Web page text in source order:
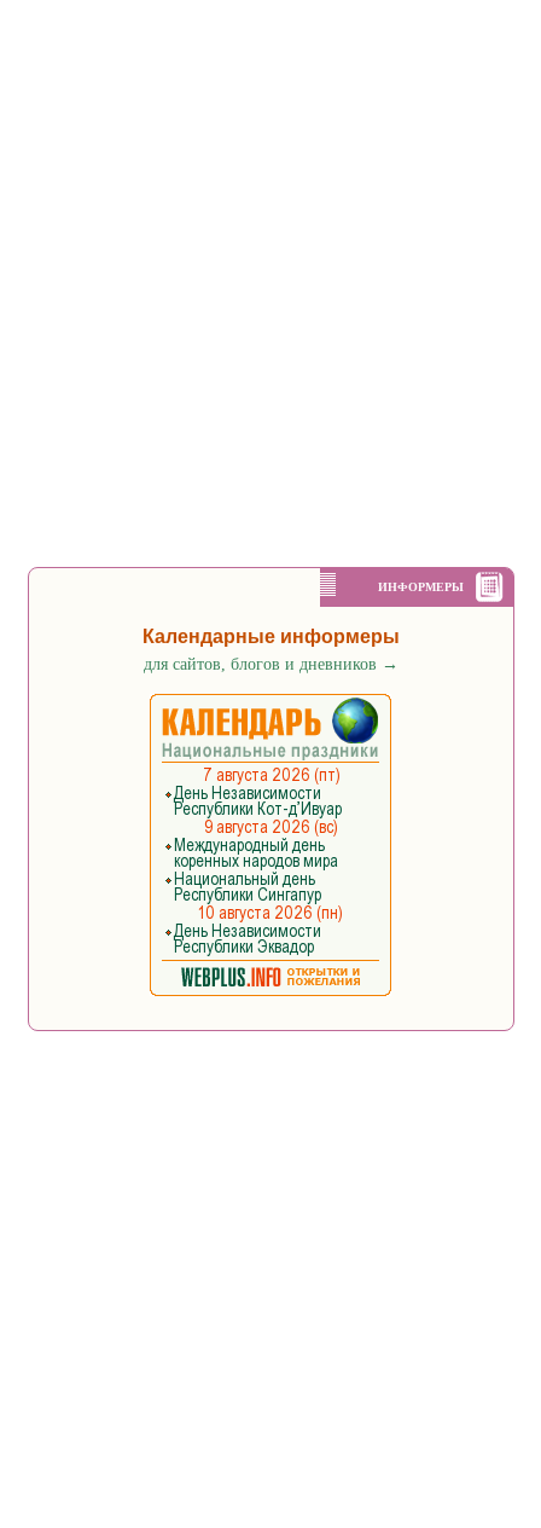
ИНФОРМЕРЫ
Календарные информеры
для сайтов, блогов и дневников →